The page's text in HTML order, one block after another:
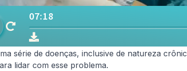
série de doenças, inclusive de natureza
lidar com esse problema.